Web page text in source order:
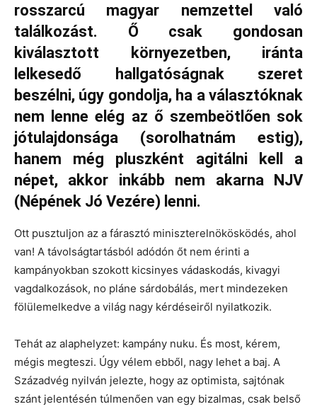
rosszarcú magyar nemzettel való
találkozást. Ő csak gondosan
kiválasztott környezetben, iránta
lelkesedő hallgatóságnak szeret
beszélni, úgy gondolja, ha a választóknak
nem lenne elég az ő szembeötlően sok
jótulajdonsága (sorolhatnám estig),
hanem még pluszként agitálni kell a
népet, akkor inkább nem akarna NJV
(Népének Jó Vezére) lenni.
Ott pusztuljon az a fárasztó miniszterelnökösködés, ahol
van! A távolságtartásból adódón őt nem érinti a
kampányokban szokott kicsinyes vádaskodás, kivagyi
vagdalkozások, no pláne sárdobálás, mert mindezeken
fölülemelkedve a világ nagy kérdéseiről nyilatkozik.
Tehát az alaphelyzet: kampány nuku. És most, kérem,
mégis megteszi. Úgy vélem ebből, nagy lehet a baj. A
Századvég nyilván jelezte, hogy az optimista, sajtónak
szánt jelentésén túlmenően van egy bizalmas, csak belső